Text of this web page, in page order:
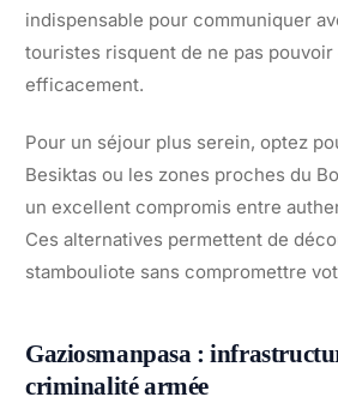
indispensable pour communiquer
touristes risquent de ne pas pouvoir
efficacement.
Pour un séjour plus serein, optez
Besiktas ou les zones proches du
un excellent compromis entre
Ces alternatives permettent de
stambouliote sans compromettre
Gaziosmanpasa :
criminalité armée